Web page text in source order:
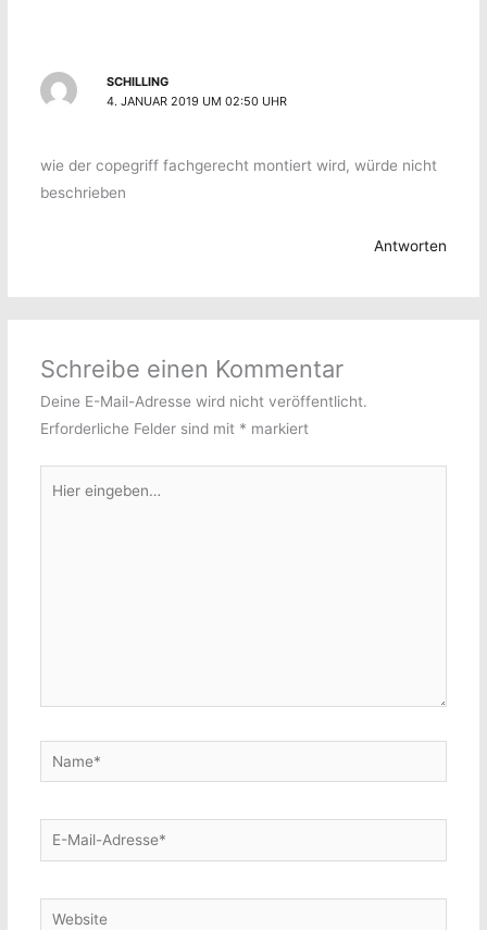
SCHILLING
4. JANUAR 2019 UM 02:50 UHR
wie der copegriff fachgerecht montiert wird, würde nicht
beschrieben
Antworten
Schreibe einen Kommentar
Deine E-Mail-Adresse wird nicht veröffentlicht.
Erforderliche Felder sind mit * markiert
eingeben…
Name*
E-
Mail-
Website